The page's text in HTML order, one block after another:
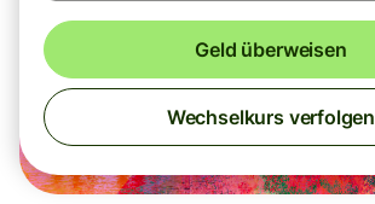
Geld überweisen
Wechselkurs verfolgen